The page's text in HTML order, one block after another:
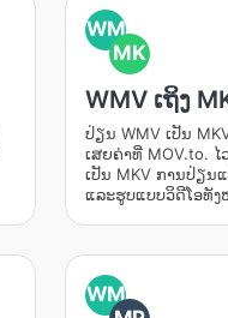
WM
MK
WMV ເຖິງ
ປ່ຽນ WMV ເປັນ
ເສຍຄ່າທີ່ MOV.to. ໄ
ເປັນ MKV ການປ່ຽນ
ແລະຮູບແບບວິດີໂອທັງ
WM